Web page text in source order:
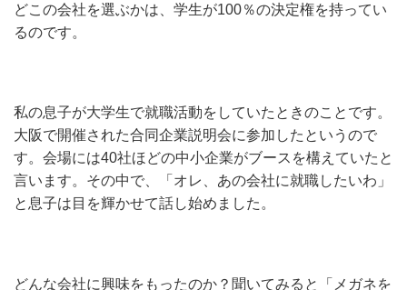
どこの会社を選ぶかは、学生が100％の決定権を持ってい
るのです。
私の息子が大学生で就職活動をしていたときのことです。
大阪で開催された合同企業説明会に参加したというので
す。会場には40社ほどの中小企業がブースを構えていたと
言います。その中で、「オレ、あの会社に就職したいわ」
と息子は目を輝かせて話し始めました。
どんな会社に興味をもったのか？聞いてみると「メガネを